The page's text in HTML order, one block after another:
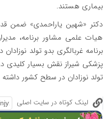
بیماری هستند.
دکتر «شهین یاراحمدی» ضمن
هیات علمی مشاور برنامه،
برنامه غربالگری بدو تولد
پزشکی شیراز نقش بسیار کلیدی در
تولد نوزادان در سطح کشور
لینک کوتاه در سایت اصلی